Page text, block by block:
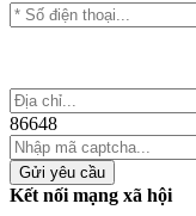
86648
Gửi yêu cầu
Kết nối mạng xã hội